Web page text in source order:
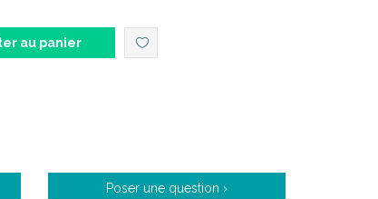
escarres.
objectif de protéger et de soulager la ou les
au panier
Poser une question ›